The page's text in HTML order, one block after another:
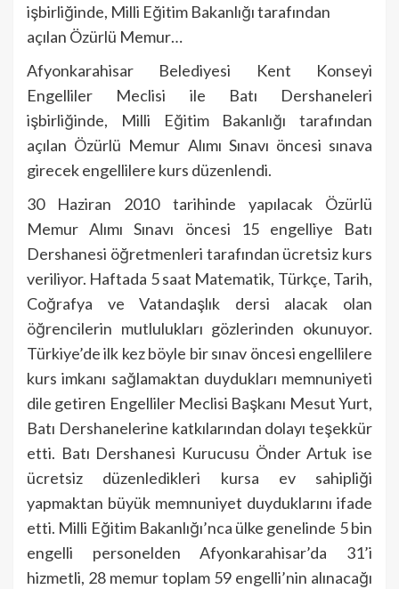
işbirliğinde, Milli Eğitim Bakanlığı tarafından
açılan Özürlü Memur…
Afyonkarahisar Belediyesi Kent Konseyi
Engelliler Meclisi ile Batı Dershaneleri
işbirliğinde, Milli Eğitim Bakanlığı tarafından
açılan Özürlü Memur Alımı Sınavı öncesi sınava
girecek engellilere kurs düzenlendi.
30 Haziran 2010 tarihinde yapılacak Özürlü
Memur Alımı Sınavı öncesi 15 engelliye Batı
Dershanesi öğretmenleri tarafından ücretsiz kurs
veriliyor. Haftada 5 saat Matematik, Türkçe, Tarih,
Coğrafya ve Vatandaşlık dersi alacak olan
öğrencilerin mutlulukları gözlerinden okunuyor.
Türkiye’de ilk kez böyle bir sınav öncesi engellilere
kurs imkanı sağlamaktan duydukları memnuniyeti
dile getiren Engelliler Meclisi Başkanı Mesut Yurt,
Batı Dershanelerine katkılarından dolayı teşekkür
etti. Batı Dershanesi Kurucusu Önder Artuk ise
ücretsiz düzenledikleri kursa ev sahipliği
yapmaktan büyük memnuniyet duyduklarını ifade
etti. Milli Eğitim Bakanlığı’nca ülke genelinde 5 bin
engelli personelden Afyonkarahisar’da 31’i
hizmetli, 28 memur toplam 59 engelli’nin alınacağı